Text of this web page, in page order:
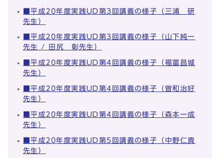
■平成20年度実践UD第3回講義の様子（三浦 研
先生）
■平成20年度実践UD第3回講義の様子（山下純一
先生 / 田尻 彰先生）
■平成20年度実践UD第4回講義の様子（福富昌城
先生）
■平成20年度実践UD第4回講義の様子（曽和治好
先生）
■平成20年度実践UD第4回講義の様子（森本一成
先生）
■平成20年度実践UD第5回講義の様子（中野仁貴
先生）